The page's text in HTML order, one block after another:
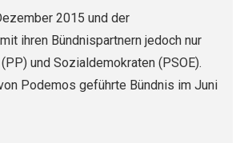
2015 und der
ihren Bündnispartnern jedoch nur
und Sozialdemokraten (PSOE).
Podemos geführte Bündnis im Juni